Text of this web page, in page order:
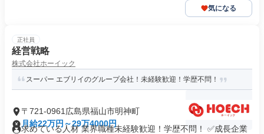
気になる
正社員
経営戦略
株式会社ホーイック
スーパー エブリイのグループ会社！未経験歓迎！学歴不問！
〒721-0961広島県福山市明神町
月給22万円～29万4000円
求めている人材 業界職種未経験歓迎！学歴不問！ ✅成長企業